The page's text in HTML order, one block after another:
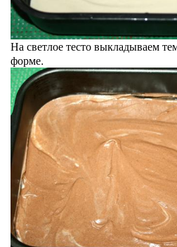
На светлое тесто выкладываем
форме.